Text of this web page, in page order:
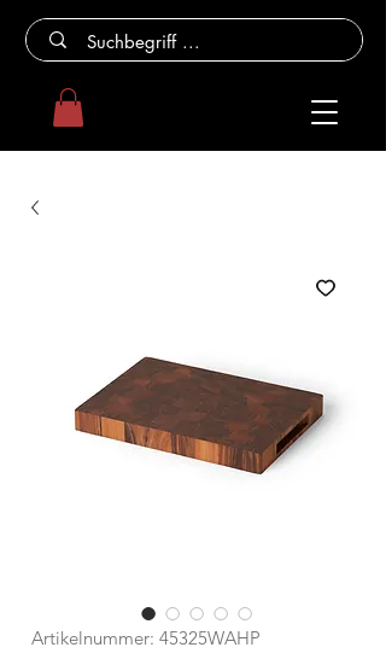
Artikelnummer: 45325WAHP